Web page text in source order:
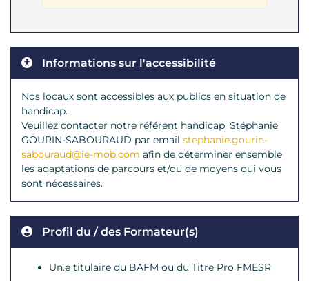
Informations sur l'accessibilité
Nos locaux sont accessibles aux publics en situation de
handicap.
Veuillez contacter notre référent handicap, Stéphanie
GOURIN-SABOURAUD par email stephanie.gourin-
sabouraud@ie-mob.com afin de déterminer ensemble
les adaptations de parcours et/ou de moyens qui vous
sont nécessaires.
Profil du / des Formateur(s)
Un.e titulaire du BAFM ou du Titre Pro FMESR